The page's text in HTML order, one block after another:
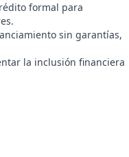
formal para
sin garantías,
la inclusión financiera